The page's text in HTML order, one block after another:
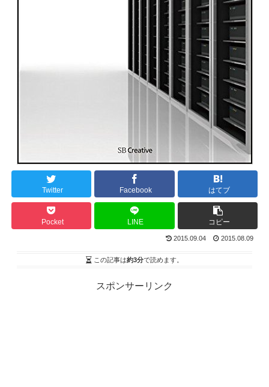
Twitter Facebook はてブ
Pocket LINE コピー
2015.09.04 2015.08.09
この記事は約3分で読めます。
スポンサーリンク